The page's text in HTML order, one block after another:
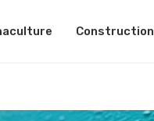
Construction